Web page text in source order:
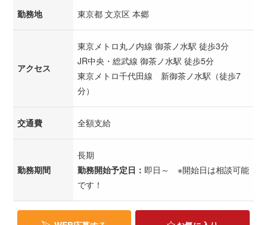
勤務地 東京都 文京区 本郷
アクセス
東京メトロ丸ノ内線 御茶ノ水駅 徒歩3分
JR中央・総武線 御茶ノ水駅 徒歩5分
東京メトロ千代田線 新御茶ノ水駅（徒歩7
分）
交通費 全額支給
勤務期間
長期
勤務開始予定日： 即日～ ※開始日は相談可能
です！